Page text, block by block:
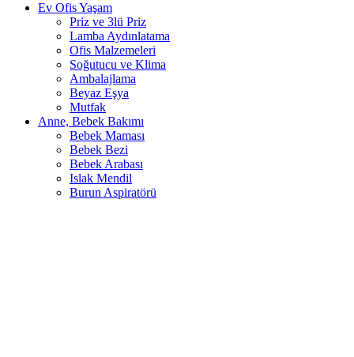
Ev Ofis Yaşam
Priz ve 3lü Priz
Lamba Aydınlatama
Ofis Malzemeleri
Soğutucu ve Klima
Ambalajlama
Beyaz Eşya
Mutfak
Anne, Bebek Bakımı
Bebek Maması
Bebek Bezi
Bebek Arabası
Islak Mendil
Burun Aspiratörü